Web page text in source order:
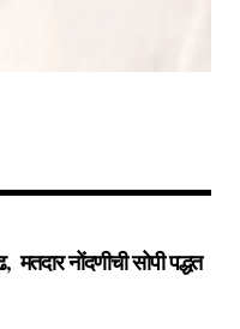
नोंदणीची सोपी पद्धत